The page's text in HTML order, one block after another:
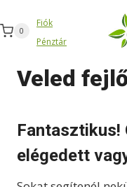
to
content
0
Fiók
Pénztár
Veled
Fantasztikus!
elégedett